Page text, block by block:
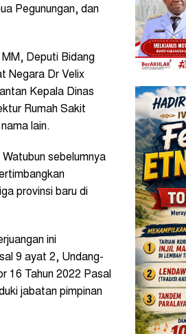
Pegunungan, dan
Deputi Bidang
Negara Dr Velix
Kepala Dinas
Rumah Sakit
lain.
sebelumnya
provinsi baru di
ini
9 ayat 2, Undang-
16 Tahun 2022 Pasal
jabatan pimpinan